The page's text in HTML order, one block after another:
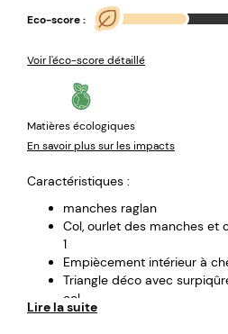
Eco-score :
Voir l'éco-score détaillé
Matières écologiques
En savoir plus sur les impacts
Caractéristiques :
manches raglan
Col, ourlet des manches et
1
Empiècement intérieur à
Triangle déco avec
col
Demi-lune du même tissu
Lire la suite